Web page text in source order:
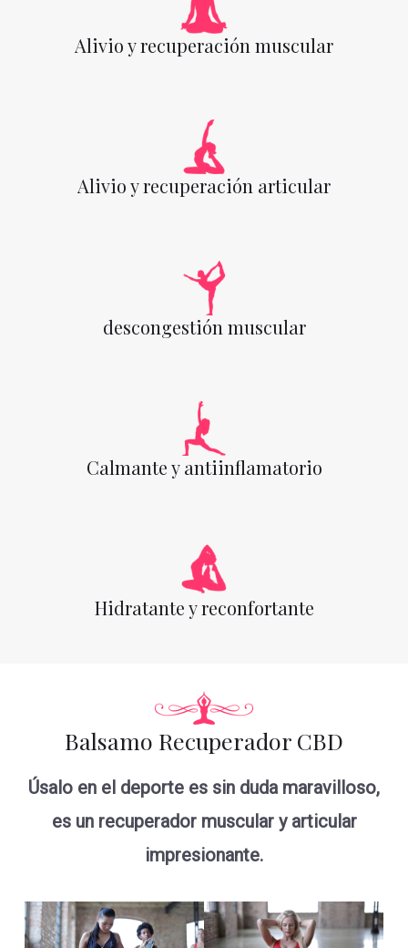
Alivio y recuperación muscular
Alivio y recuperación articular
descongestión muscular
Calmante y antiinflamatorio
Hidratante y reconfortante
Balsamo Recuperador CBD
Úsalo en el deporte es sin duda maravilloso,
es un recuperador muscular y articular
impresionante.